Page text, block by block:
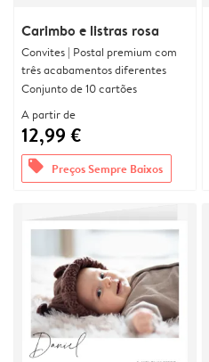
Carimbo e listras rosa
Convites | Postal premium com
três acabamentos diferentes
Conjunto de 10 cartões
A partir de
12,99 €
offers Preços Sempre Baixos